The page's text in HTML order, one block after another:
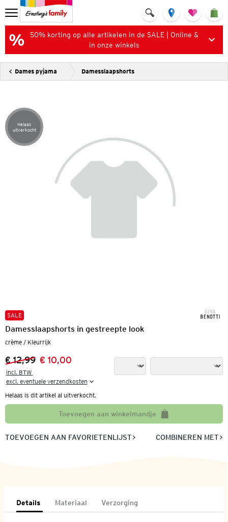
50% korting op alle artikelen in de SALE | Online &
in onze winkels
Dames pyjama Damesslaapshorts
Artikel helaas uitverkocht
Helaas
uitverkocht
SALE
Damesslaapshorts in gestreepte look
crème / Kleurrijk
Vorige prijs:
€ 12,99
Nieuwe prijs:
€ 10,00
incl. BTW
excl. eventuele verzendkosten
Helaas is dit artikel al uitverkocht.
Toevoegen aan winkelmandje
TOEVOEGEN AAN FAVORIETENLIJST COMBINEREN MET
Details Materiaal Verzorging